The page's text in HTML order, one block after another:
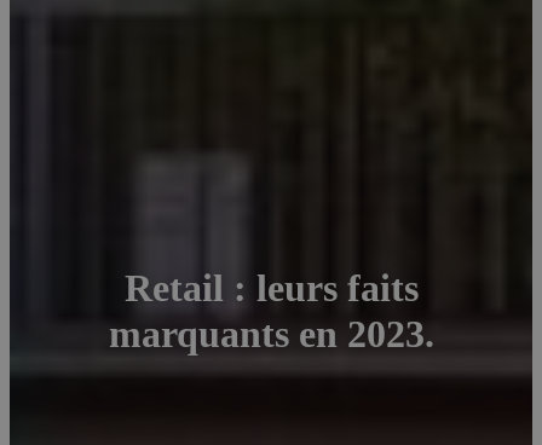
Retail : leurs faits
marquants en 2023.